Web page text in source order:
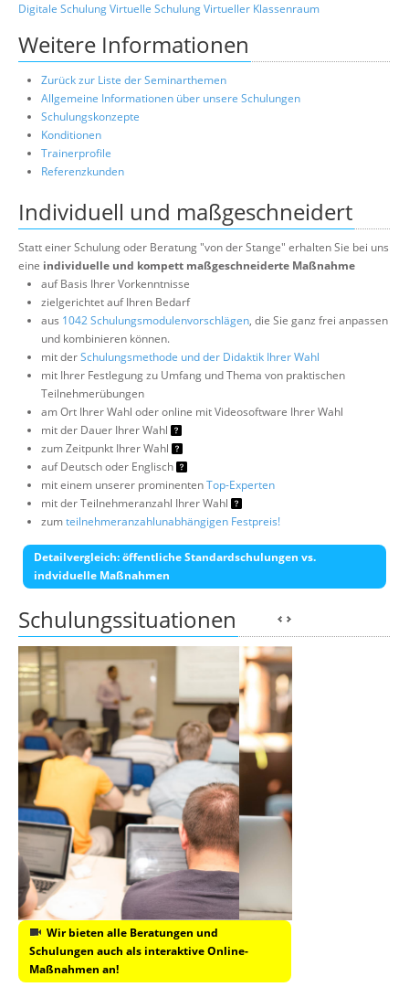
Digitale SchulungVirtuelle SchulungVirtueller Klassenraum
Weitere Informationen
Zurück zur Liste der Seminarthemen
Allgemeine Informationen über unsere Schulungen
Schulungskonzepte
Konditionen
Trainerprofile
Referenzkunden
Individuell und maßgeschneidert
Statt einer Schulung oder Beratung "von der Stange" erhalten Sie bei uns
eine individuelle und kompett maßgeschneiderte Maßnahme
auf Basis Ihrer Vorkenntnisse
zielgerichtet auf Ihren Bedarf
aus 1042 Schulungsmodulenvorschlägen, die Sie ganz frei anpassen
und kombinieren können.
mit derSchulungsmethode und der Didaktik Ihrer Wahl
mit Ihrer Festlegung zu Umfang und Thema von praktischen
Teilnehmerübungen
am Ort Ihrer Wahl oder online mit Videosoftware Ihrer Wahl
mit der Dauer Ihrer Wahl
zum Zeitpunkt Ihrer Wahl
auf Deutsch oder Englisch
mit einem unserer prominentenTop-Experten
mit der Teilnehmeranzahl Ihrer Wahl
zumteilnehmeranzahlunabhängigen Festpreis!
Detailvergleich: öffentliche Standardschulungen vs.
indviduelle Maßnahmen
Schulungssituationen
Wir bieten alle Beratungen und
Schulungen auch als interaktive Online-
Maßnahmen an!